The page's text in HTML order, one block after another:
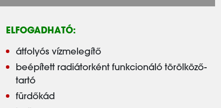
ELFOGADHATÓ:
átfolyós vízmelegítő
beépített radiátorként funkcionáló törölköző-
tartó
fürdőkád